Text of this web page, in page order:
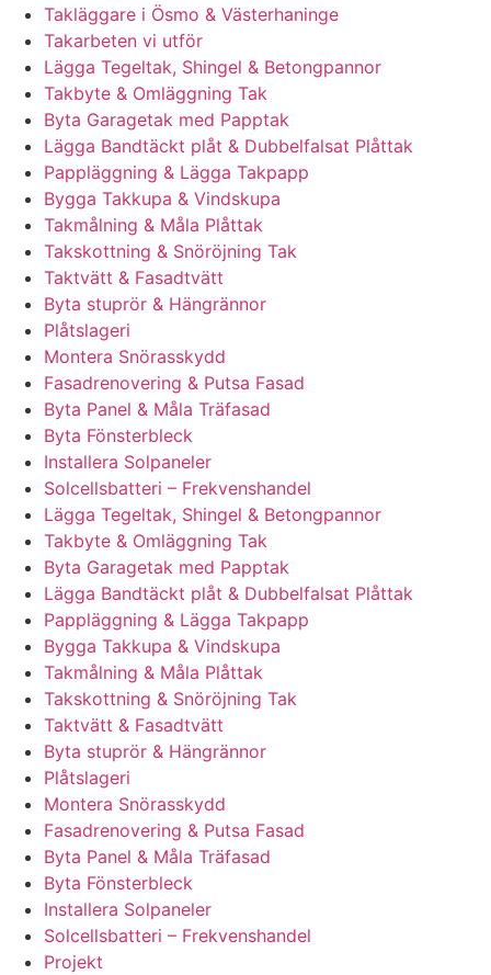
Takläggare i Ösmo & Västerhaninge
Takarbeten vi utför
Lägga Tegeltak, Shingel & Betongpannor
Takbyte & Omläggning Tak
Byta Garagetak med Papptak
Lägga Bandtäckt plåt & Dubbelfalsat Plåttak
Pappläggning & Lägga Takpapp
Bygga Takkupa & Vindskupa
Takmålning & Måla Plåttak
Takskottning & Snöröjning Tak
Taktvätt & Fasadtvätt
Byta stuprör & Hängrännor
Plåtslageri
Montera Snörasskydd
Fasadrenovering & Putsa Fasad
Byta Panel & Måla Träfasad
Byta Fönsterbleck
Installera Solpaneler
Solcellsbatteri – Frekvenshandel
Lägga Tegeltak, Shingel & Betongpannor
Takbyte & Omläggning Tak
Byta Garagetak med Papptak
Lägga Bandtäckt plåt & Dubbelfalsat Plåttak
Pappläggning & Lägga Takpapp
Bygga Takkupa & Vindskupa
Takmålning & Måla Plåttak
Takskottning & Snöröjning Tak
Taktvätt & Fasadtvätt
Byta stuprör & Hängrännor
Plåtslageri
Montera Snörasskydd
Fasadrenovering & Putsa Fasad
Byta Panel & Måla Träfasad
Byta Fönsterbleck
Installera Solpaneler
Solcellsbatteri – Frekvenshandel
Projekt